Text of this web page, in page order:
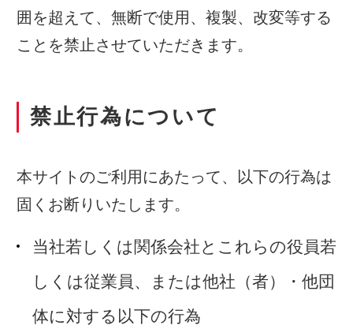
囲を超えて、無断で使用、複製、改変等する
ことを禁止させていただきます。
禁止行為について
本サイトのご利用にあたって、以下の行為は
固くお断りいたします。
当社若しくは関係会社とこれらの役員若
しくは従業員、または他社（者）・他団
体に対する以下の行為